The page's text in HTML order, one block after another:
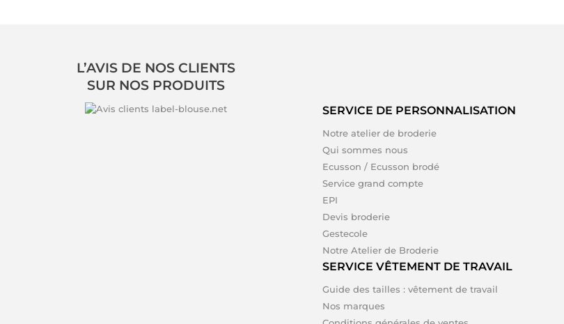
L’AVIS DE NOS CLIENTS
SUR NOS PRODUITS
SERVICE DE PERSONNALISATION
Notre atelier de broderie
Qui sommes nous
Ecusson / Ecusson brodé
Service grand compte
EPI
Devis broderie
Gestecole
Notre Atelier de Broderie
SERVICE VÊTEMENT DE TRAVAIL
Guide des tailles : vêtement de travail
Nos marques